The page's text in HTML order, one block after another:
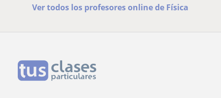
Ver todos los profesores online de Física